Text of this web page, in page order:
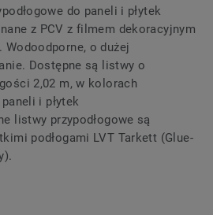
do paneli i płytek
z PCV z filmem dekoracyjnym
Wodoodporne, o dużej
Dostępne są listwy o
2,02 m, w kolorach
i płytek
listwy przypodłogowe są
podłogami LVT Tarkett (Glue-